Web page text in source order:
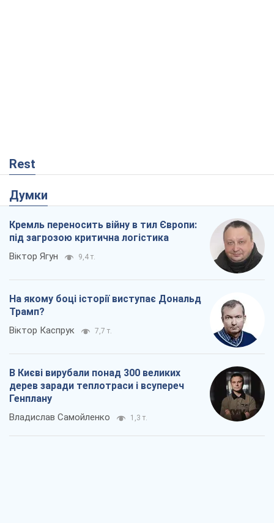
Rest
Думки
Кремль переносить війну в тил Європи:
під загрозою критична логістика
Віктор Ягун 9,4 т.
На якому боці історії виступає Дональд
Трамп?
Віктор Каспрук 7,7 т.
В Києві вирубали понад 300 великих
дерев заради теплотраси і всупереч
Генплану
Владислав Самойленко 1,3 т.